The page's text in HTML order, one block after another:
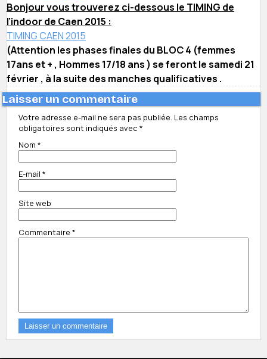
Bonjour vous trouverez ci-dessous le TIMING de
l’indoor de Caen 2015 :
TIMING CAEN 2015
(Attention les phases finales du BLOC 4 (femmes
17ans et + , Hommes 17/18 ans ) se feront le samedi 21
février , à la suite des manches qualificatives .
Laisser un commentaire
Votre adresse e-mail ne sera pas publiée. Les champs
obligatoires sont indiqués avec *
Nom *
E-mail *
Site web
Commentaire *